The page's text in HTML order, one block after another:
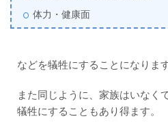
体力・健康面
などを犠牲にすることになります
また同じように、家族はいなく
犠牲にすることもあり得ます。